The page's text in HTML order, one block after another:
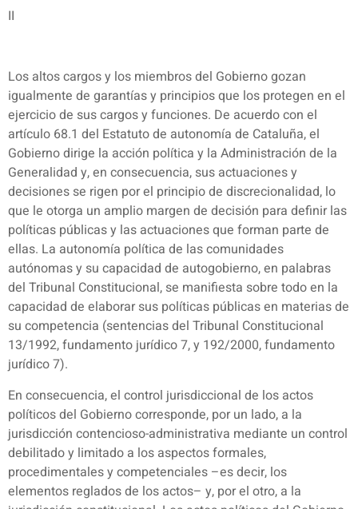
II
Los altos cargos y los miembros del Gobierno gozan
igualmente de garantías y principios que los protegen en el
ejercicio de sus cargos y funciones. De acuerdo con el
artículo 68.1 del Estatuto de autonomía de Cataluña, el
Gobierno dirige la acción política y la Administración de la
Generalidad y, en consecuencia, sus actuaciones y
decisiones se rigen por el principio de discrecionalidad, lo
que le otorga un amplio margen de decisión para definir las
políticas públicas y las actuaciones que forman parte de
ellas. La autonomía política de las comunidades
autónomas y su capacidad de autogobierno, en palabras
del Tribunal Constitucional, se manifiesta sobre todo en la
capacidad de elaborar sus políticas públicas en materias de
su competencia (sentencias del Tribunal Constitucional
13/1992, fundamento jurídico 7, y 192/2000, fundamento
jurídico 7).
En consecuencia, el control jurisdiccional de los actos
políticos del Gobierno corresponde, por un lado, a la
jurisdicción contencioso-administrativa mediante un control
debilitado y limitado a los aspectos formales,
procedimentales y competenciales –es decir, los
elementos reglados de los actos– y, por el otro, a la